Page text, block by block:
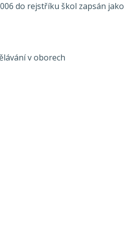
do rejstříku škol zapsán jako
v oborech